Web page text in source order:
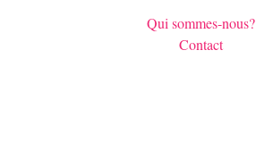
Qui sommes-nous?
Contact